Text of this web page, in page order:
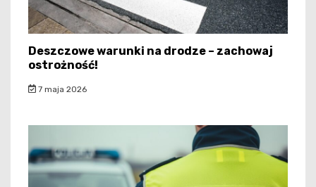
Deszczowe warunki na drodze – zachowaj
ostrożność!
7 maja 2026